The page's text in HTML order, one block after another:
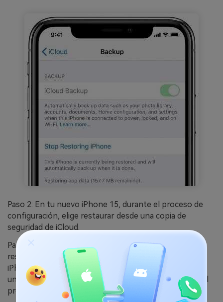
Paso 2: En tu nuevo iPhone 15, durante el proceso de
configuración, elige restaurar desde una copia de
seguridad de iCloud.
Paso 3: Si tu iPhone todavía está en proceso de
restauración, observarás un mensaje que dice: "Este
iPhone todavía está en proceso de restauración". Hará
una copia de seguridad automática una vez finalizado el
proceso".